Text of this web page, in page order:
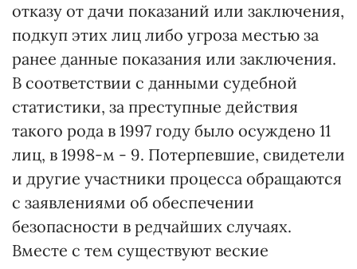
отказу от дачи показаний или заключения,
подкуп этих лиц либо угроза местью за
ранее данные показания или заключения.
В соответствии с данными судебной
статистики, за преступные действия
такого рода в 1997 году было осуждено 11
лиц, в 1998-м - 9. Потерпевшие, свидетели
и другие участники процесса обращаются
с заявлениями об обеспечении
безопасности в редчайших случаях.
Вместе с тем существуют веские